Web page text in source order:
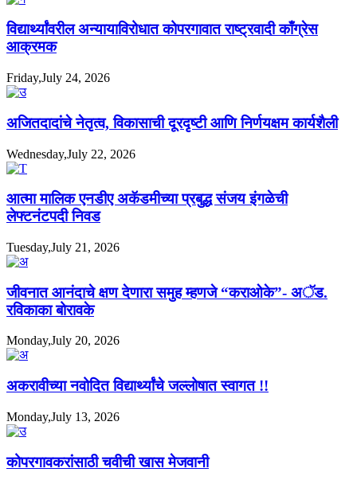
विद्यार्थ्यांवरील अन्यायाविरोधात कोपरगावात राष्ट्रवादी काँग्रेस
आक्रमक
Friday,July 24, 2026
अजितदादांचे नेतृत्व, विकासाची दूरदृष्टी आणि निर्णयक्षम कार्यशैली
Wednesday,July 22, 2026
आत्मा मालिक एनडीए अकॅडमीच्या प्रबुद्ध संजय इंगळेची
लेफ्टनंटपदी निवड
Tuesday,July 21, 2026
जीवनात आनंदाचे क्षण देणारा समुह म्हणजे “कराओके”- अॅड.
रविकाका बोरावके
Monday,July 20, 2026
अकरावीच्या नवोदित विद्यार्थ्यांचे जल्लोषात स्वागत !!
Monday,July 13, 2026
कोपरगावकरांसाठी चवीची खास मेजवानी